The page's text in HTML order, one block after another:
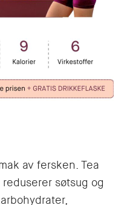
av fersken. Tea
søtsug og